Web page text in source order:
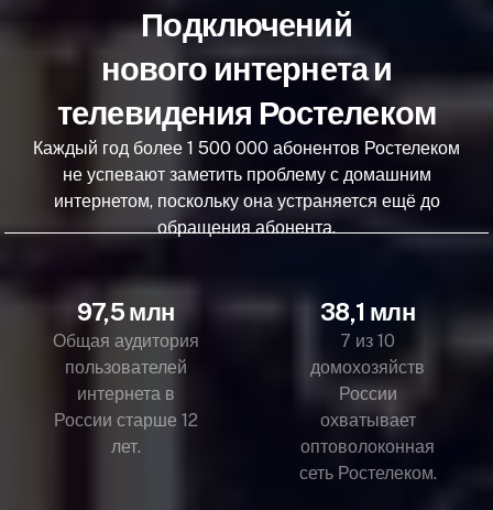
Подключений
нового интернета и
телевидения Ростелеком
Каждый год более 1 500 000 абонентов Ростелеком
не успевают заметить проблему с домашним
интернетом, поскольку она устраняется ещё до
обращения абонента.
97,5 млн
Общая аудитория
пользователей
интернета в
России старше 12
лет.
38,1 млн
7 из 10
домохозяйств
России
охватывает
оптоволоконная
сеть Ростелеком.